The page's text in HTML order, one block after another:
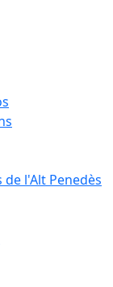
l'Alt Penedès